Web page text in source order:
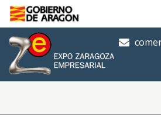
Saltar al contenido principal
Inicio